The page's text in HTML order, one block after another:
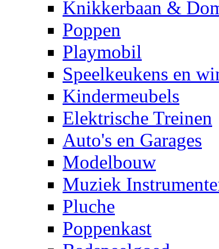
Knikkerbaan &
Poppen
Playmobil
Speelkeukens en
Kindermeubels
Elektrische Treinen
Auto's en Garages
Modelbouw
Muziek
Pluche
Poppenkast